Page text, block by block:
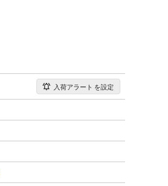
入荷アラート を設定